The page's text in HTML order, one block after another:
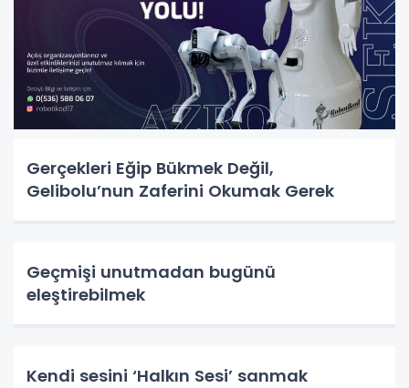
Gerçekleri Eğip Bükmek Değil,
Gelibolu’nun Zaferini Okumak Gerek
Geçmişi unutmadan bugünü
eleştirebilmek
Kendi sesini ‘Halkın Sesi’ sanmak